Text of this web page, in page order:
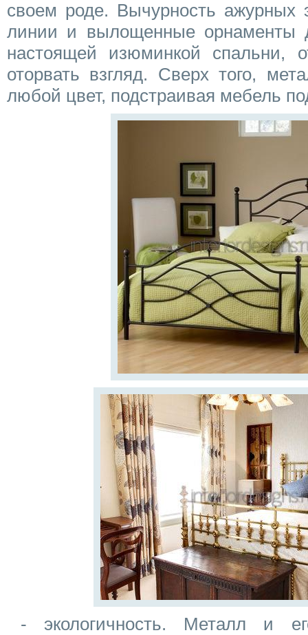
своем роде. Вычурность ажурных
линии и вылощенные орнаменты
настоящей изюминкой спальни,
оторвать взгляд. Сверх того,
любой цвет, подстраивая мебель
- экологичность. Металл и